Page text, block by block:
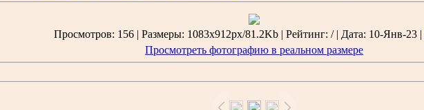
Просмотров: 156 | Размеры: 1083x912px/81.2Kb | Рейтинг: / | Дата: 10-Янв-23 |
Просмотреть фотографию в реальном размере